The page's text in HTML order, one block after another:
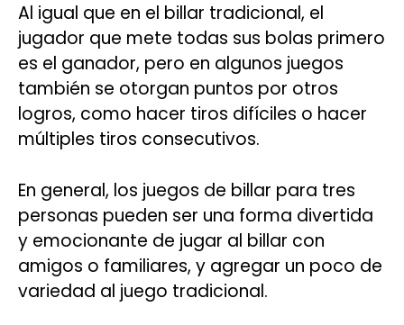
Al igual que en el billar tradicional, el
jugador que mete todas sus bolas primero
es el ganador, pero en algunos juegos
también se otorgan puntos por otros
logros, como hacer tiros difíciles o hacer
múltiples tiros consecutivos.
En general, los juegos de billar para tres
personas pueden ser una forma divertida
y emocionante de jugar al billar con
amigos o familiares, y agregar un poco de
variedad al juego tradicional.